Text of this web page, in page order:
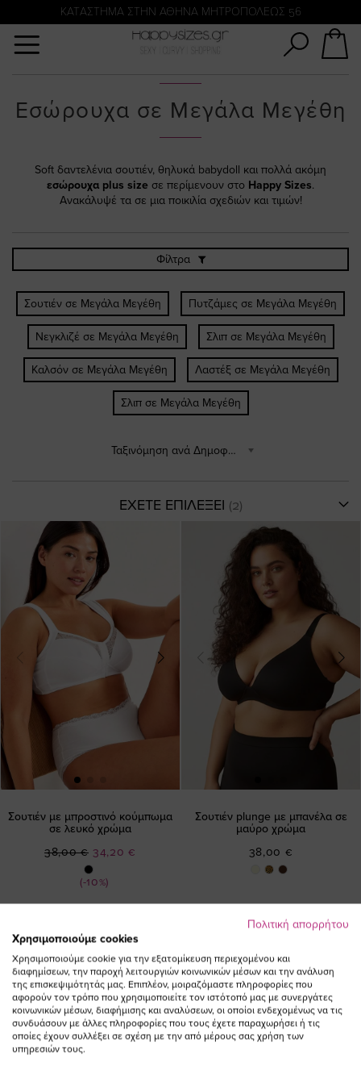
KATΑΣΤΗΜΑ ΣΤΗΝ ΑΘΗΝΑ ΜΗΤΡΟΠΟΛΕΩΣ 56
Εσώρουχα σε Μεγάλα Μεγέθη
Soft δαντελένια σουτιέν, θηλυκά babydoll και πολλά ακόμη
εσώρουχα plus size σε περίμενουν στο Happy Sizes.
Ανακάλυψέ τα σε μια ποικιλία σχεδιών και τιμών!
Φίλτρα
Σουτιέν σε Μεγάλα Μεγέθη Πυτζάμες σε Μεγάλα Μεγέθη
Νεγκλιζέ σε Μεγάλα Μεγέθη Σλιπ σε Μεγάλα Μεγέθη
Καλσόν σε Μεγάλα Μεγέθη Λαστέξ σε Μεγάλα Μεγέθη
Σλιπ σε Μεγάλα Μεγέθη
Ταξινόμηση ανά Δημοφιλέστερα
ΕΧΕΤΕ ΕΠΙΛΕΞΕΙ
Σουτιέν με μπροστινό κούμπωμα
σε λευκό χρώμα
(-10%)
Ειδική
Τιμή
34,20 €
38,00 €
Σουτιέν plunge με μπανέλα σε
μαύρο χρώμα
38,00 €
ΕΓΓΡΑΦΕΙΤΕ ΣΤΟ NEWSLETTER
Email
Αναζήτηση
Πολιτική απορρήτου
Χρησιμοποιούμε cookies
Χρησιμοποιούμε cookie για την εξατομίκευση περιεχομένου και
διαφημίσεων, την παροχή λειτουργιών κοινωνικών μέσων και την ανάλυση
της επισκεψιμότητάς μας. Επιπλέον, μοιραζόμαστε πληροφορίες που
αφορούν τον τρόπο που χρησιμοποιείτε τον ιστότοπό μας με συνεργάτες
κοινωνικών μέσων, διαφήμισης και αναλύσεων, οι οποίοι ενδεχομένως να τις
συνδυάσουν με άλλες πληροφορίες που τους έχετε παραχωρήσει ή τις
οποίες έχουν συλλέξει σε σχέση με την από μέρους σας χρήση των
υπηρεσιών τους.